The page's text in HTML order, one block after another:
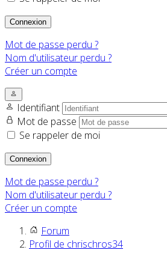
Connexion
Mot de passe perdu ?
Nom d'utilisateur perdu ?
Créer un compte
Identifiant
Mot de passe
Se rappeler de moi
Connexion
Mot de passe perdu ?
Nom d'utilisateur perdu ?
Créer un compte
Forum
Profil de chrischros34